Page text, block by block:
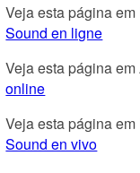
Veja esta página em
Sound en ligne
Veja esta página em
online
Veja esta página
Sound en vivo